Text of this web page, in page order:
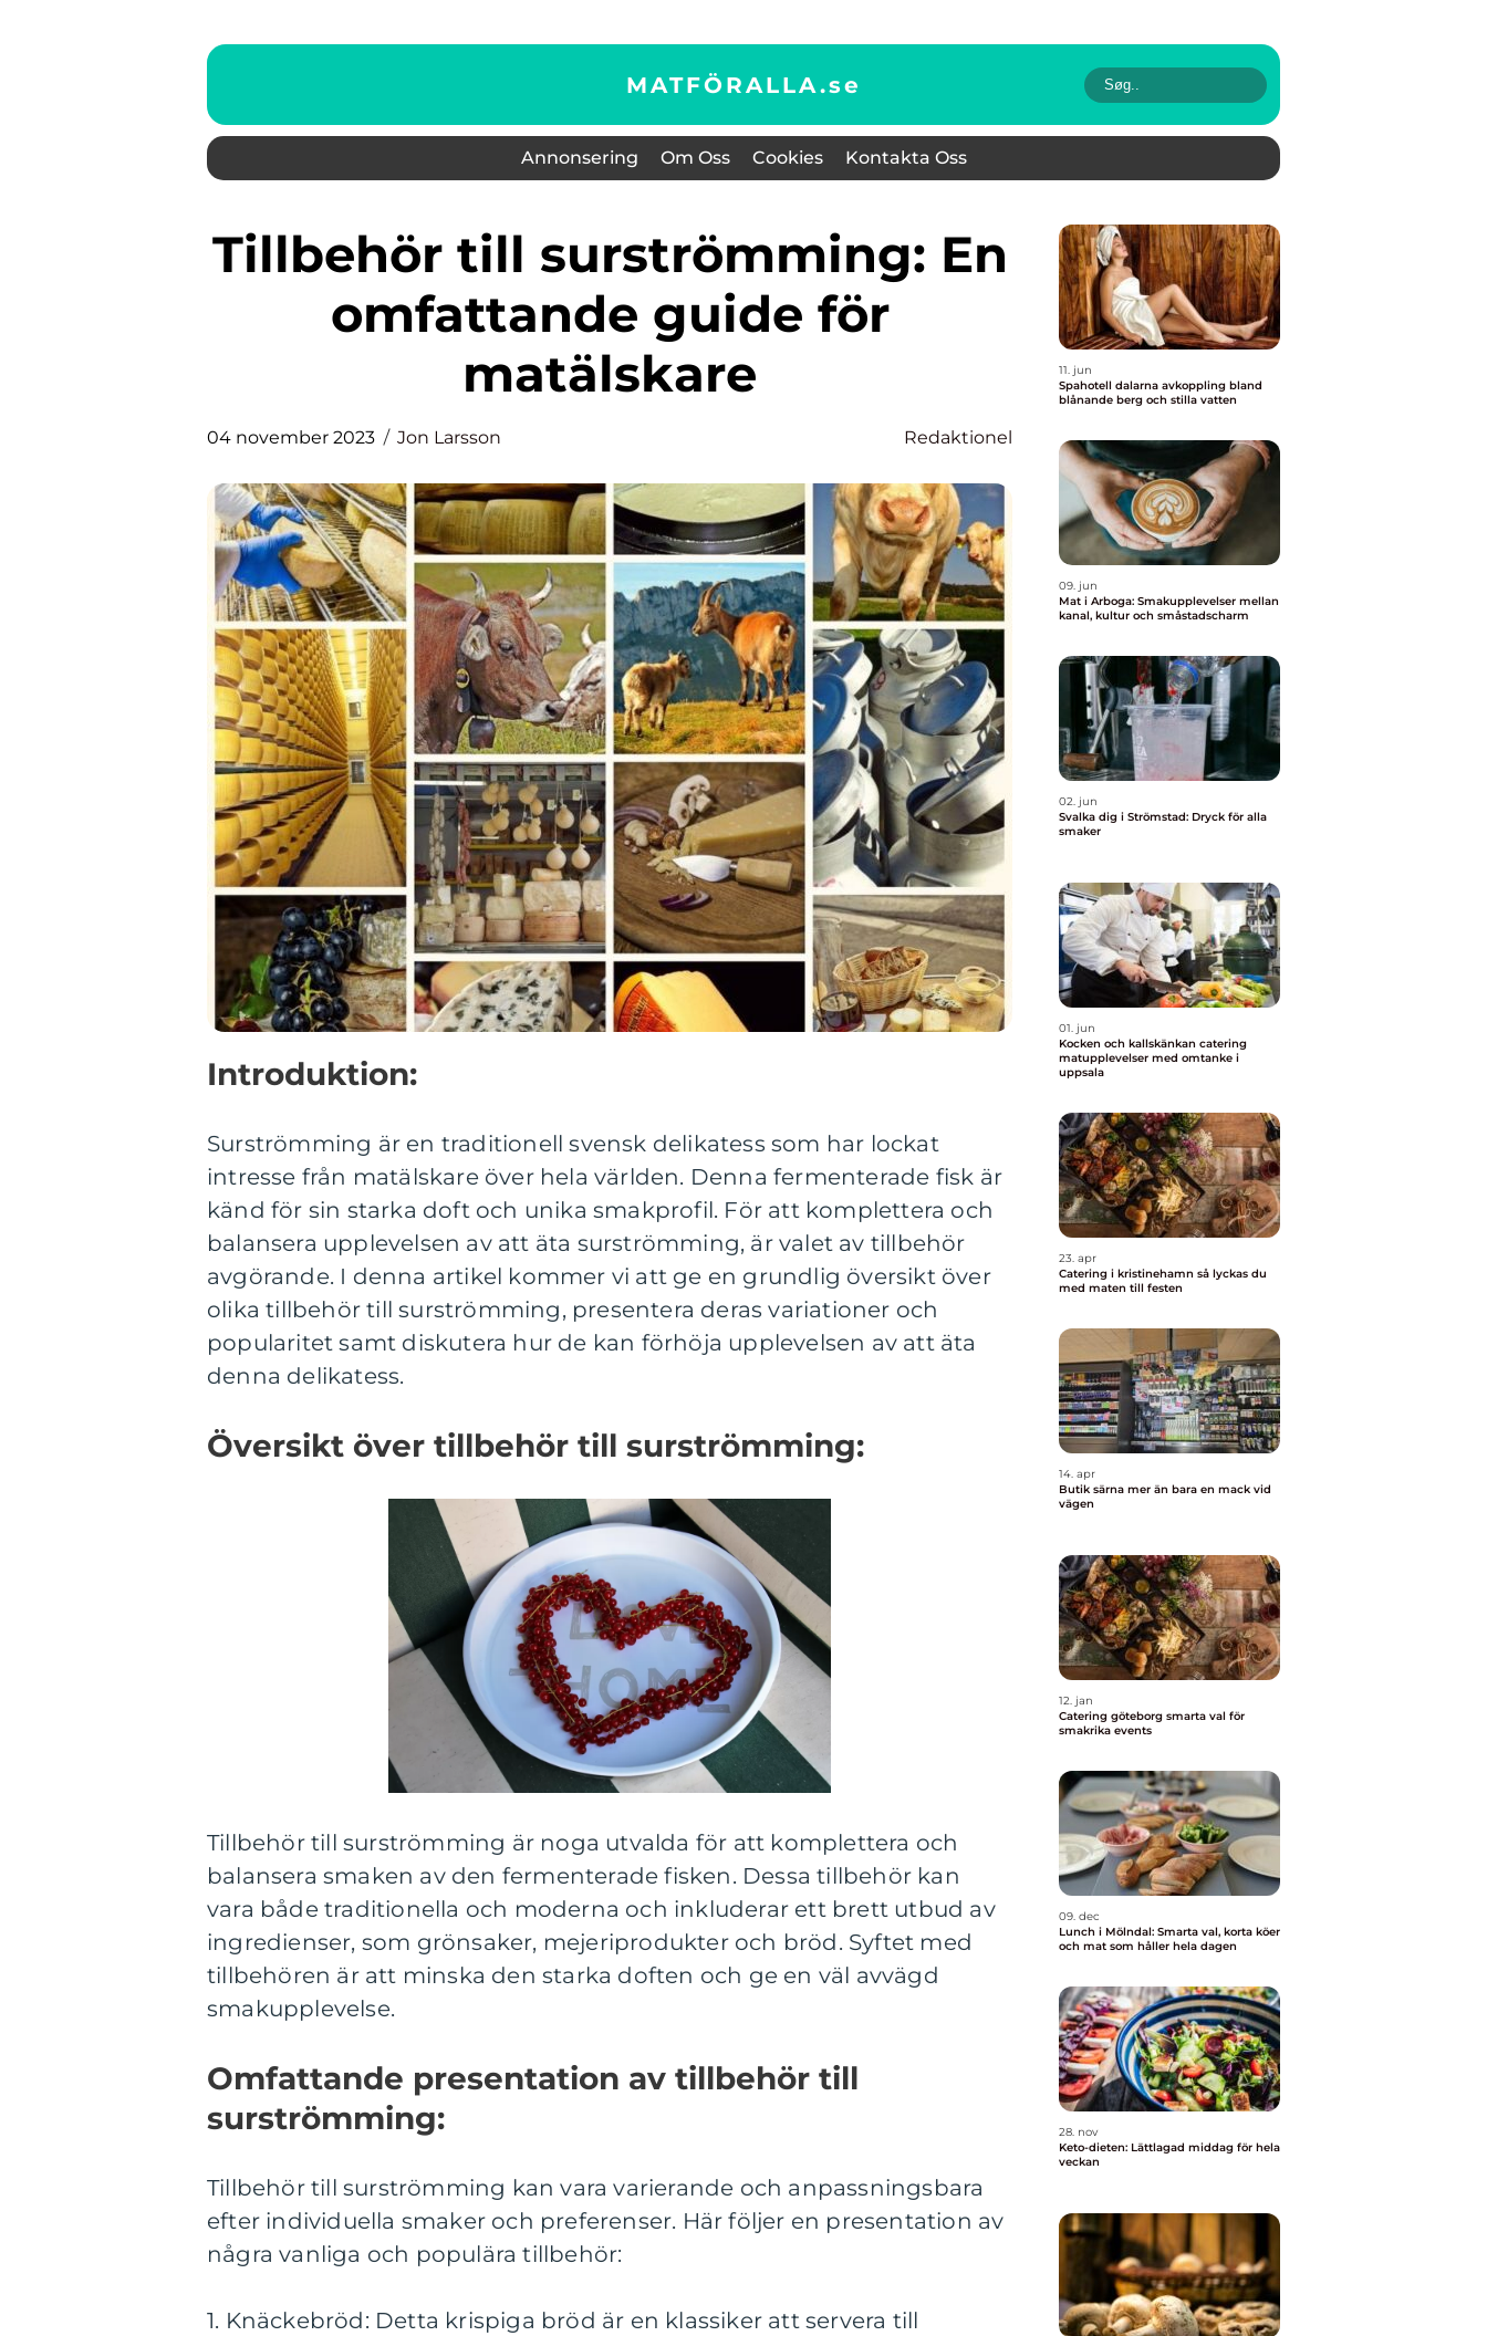
MATFÖRALLA.se
Annonsering Om Oss Cookies Kontakta Oss
Tillbehör till surströmming: En
omfattande guide för
matälskare
04 november 2023 Jon Larsson Redaktionel
Introduktion:
Surströmming är en traditionell svensk delikatess som har lockat
intresse från matälskare över hela världen. Denna fermenterade fisk är
känd för sin starka doft och unika smakprofil. För att komplettera och
balansera upplevelsen av att äta surströmming, är valet av tillbehör
avgörande. I denna artikel kommer vi att ge en grundlig översikt över
olika tillbehör till surströmming, presentera deras variationer och
popularitet samt diskutera hur de kan förhöja upplevelsen av att äta
denna delikatess.
Översikt över tillbehör till surströmming:
Tillbehör till surströmming är noga utvalda för att komplettera och
balansera smaken av den fermenterade fisken. Dessa tillbehör kan
vara både traditionella och moderna och inkluderar ett brett utbud av
ingredienser, som grönsaker, mejeriprodukter och bröd. Syftet med
tillbehören är att minska den starka doften och ge en väl avvägd
smakupplevelse.
Omfattande presentation av tillbehör till
surströmming:
Tillbehör till surströmming kan vara varierande och anpassningsbara
efter individuella smaker och preferenser. Här följer en presentation av
några vanliga och populära tillbehör:
1. Knäckebröd: Detta krispiga bröd är en klassiker att servera till
11. jun
Spahotell dalarna avkoppling bland
blånande berg och stilla vatten
09. jun
Mat i Arboga: Smakupplevelser mellan
kanal, kultur och småstadscharm
02. jun
Svalka dig i Strömstad: Dryck för alla
smaker
01. jun
Kocken och kallskänkan catering
matupplevelser med omtanke i
uppsala
23. apr
Catering i kristinehamn så lyckas du
med maten till festen
14. apr
Butik särna mer än bara en mack vid
vägen
12. jan
Catering göteborg smarta val för
smakrika events
09. dec
Lunch i Mölndal: Smarta val, korta köer
och mat som håller hela dagen
28. nov
Keto-dieten: Lättlagad middag för hela
veckan